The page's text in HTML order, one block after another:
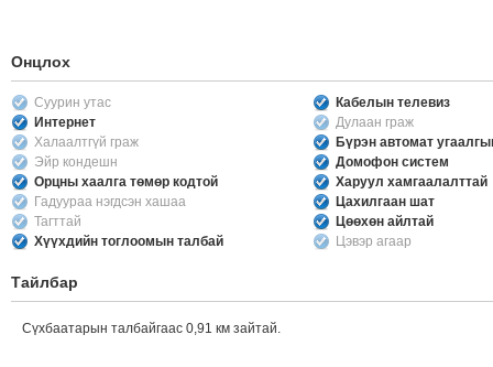
Онцлох
Суурин утас
Кабелын телевиз
Интернет
Дулаан граж
Халаалтгүй граж
Бүрэн автомат
Эйр кондешн
Домофон систем
Орцны хаалга төмөр кодтой
Харуул хамгаалалттай
Гадуураа нэгдсэн хашаа
Цахилгаан шат
Тагттай
Цөөхөн айлтай
Хүүхдийн тоглоомын талбай
Цэвэр агаар
Тайлбар
Сүхбаатарын талбайгаас 0,91 км зайтай.